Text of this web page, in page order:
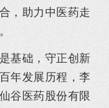
，助力中医药走
基础，守正创新
年发展历程，李
谷医药股份有限